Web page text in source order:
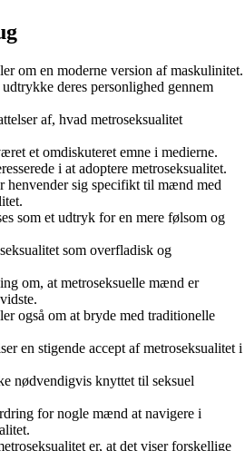
om en moderne version af maskulinitet.
deres personlighed gennem
af, hvad metroseksualitet
et omdiskuteret emne i medierne.
i at adoptere metroseksualitet.
henvender sig specifikt til mænd med
som et udtryk for en mere følsom og
som overfladisk og
om, at metroseksuelle mænd er
også om at bryde med traditionelle
en stigende accept af metroseksualitet i
nødvendigvis knyttet til seksuel
for nogle mænd at navigere i
er, at det viser forskellige